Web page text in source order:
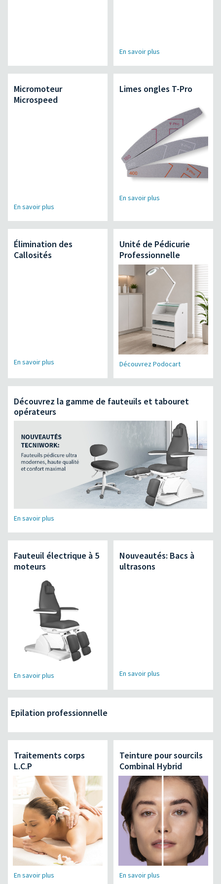
En savoir plus
Micromoteur
Microspeed
En savoir plus
Limes ongles T-Pro
En savoir plus
Élimination des
Callosités
En savoir plus
Unité de Pédicurie
Professionnelle
Découvrez Podocart
Découvrez la gamme de fauteuils et tabouret
opérateurs
En savoir plus
Fauteuil électrique à 5
moteurs
En savoir plus
Nouveautés: Bacs à
ultrasons
En savoir plus
Epilation professionnelle
Traitements corps
L.C.P
En savoir plus
Teinture pour sourcils
Combinal Hybrid
En savoir plus